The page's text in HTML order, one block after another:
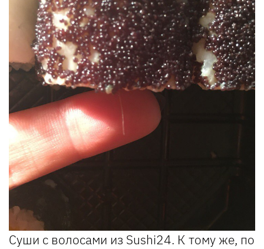
Суши с волосами из Sushi24. К тому же, по